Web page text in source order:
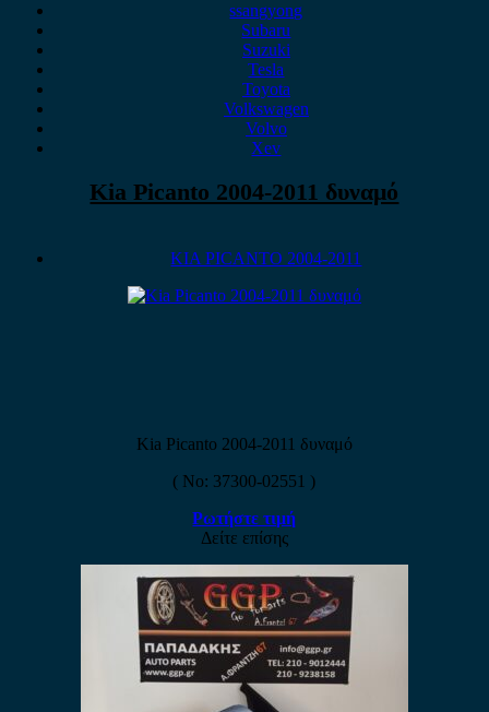
ssangyong
Subaru
Suzuki
Tesla
Toyota
Volkswagen
Volvo
Xev
Kia Picanto 2004-2011 δυναμό
KIA PICANTO 2004-2011
Kia Picanto 2004-2011 δυναμό
( No: 37300-02551 )
Ρωτήστε τιμή
Δείτε επίσης